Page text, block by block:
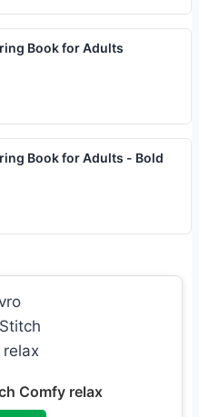
Book for Adults
Book for Adults - Bold
Comfy relax